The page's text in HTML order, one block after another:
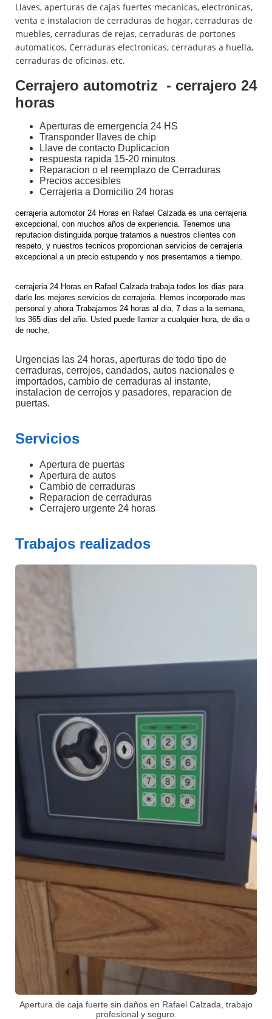
Llaves, aperturas de cajas fuertes mecanicas, electronicas,
venta e instalacion de cerraduras de hogar, cerraduras de
muebles, cerraduras de rejas, cerraduras de portones
automaticos, Cerraduras electronicas, cerraduras a huella,
cerraduras de oficinas, etc.
Cerrajero automotriz - cerrajero 24
horas
Aperturas de emergencia 24 HS
Transponder llaves de chip
Llave de contacto Duplicacion
respuesta rapida 15-20 minutos
Reparacion o el reemplazo de Cerraduras
Precios accesibles
Cerrajeria a Domicilio 24 horas
cerrajeria automotor 24 Horas en Rafael Calzada es una cerrajeria
excepcional, con muchos años de experiencia. Tenemos una
reputacion distinguida porque tratamos a nuestros clientes con
respeto, y nuestros tecnicos proporcionan servicios de cerrajeria
excepcional a un precio estupendo y nos presentamos a tiempo.
cerrajeria 24 Horas en Rafael Calzada trabaja todos los dias para
darle los mejores servicios de cerrajeria. Hemos incorporado mas
personal y ahora Trabajamos 24 horas al dia, 7 dias a la semana,
los 365 dias del año. Usted puede llamar a cualquier hora, de dia o
de noche.
Urgencias las 24 horas, aperturas de todo tipo de
cerraduras, cerrojos, candados, autos nacionales e
importados, cambio de cerraduras al instante,
instalacion de cerrojos y pasadores, reparacion de
puertas.
Servicios
Apertura de puertas
Apertura de autos
Cambio de cerraduras
Reparacion de cerraduras
Cerrajero urgente 24 horas
Trabajos realizados
Apertura de caja fuerte sin daños en Rafael Calzada, trabajo
profesional y seguro.